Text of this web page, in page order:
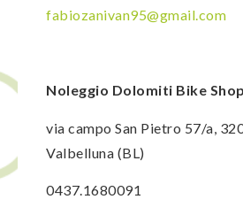
fabiozanivan95@gmail.com
Noleggio Dolomiti Bike Shop
via campo San Pietro 57/a,
Valbelluna (BL)
0437.1680091